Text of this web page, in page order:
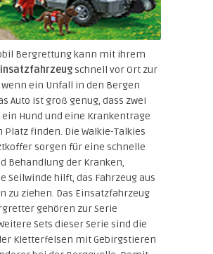
Bergrettung kann mit ihrem
schnell vor Ort zur
ein Unfall in den Bergen
Auto ist groß genug, dass zwei
Hund und eine Krankentrage
finden. Die Walkie-Talkies
sorgen für eine schnelle
Behandlung der Kranken,
Seilwinde hilft, das Fahrzeug aus
zu ziehen. Das Einsatzfahrzeug
gehören zur Serie
Sets dieser Serie sind die
Kletterfelsen mit Gebirgstieren